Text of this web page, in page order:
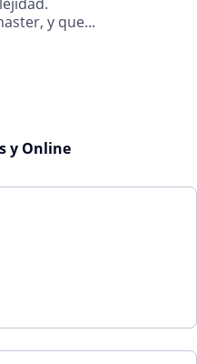
y que...
y Online